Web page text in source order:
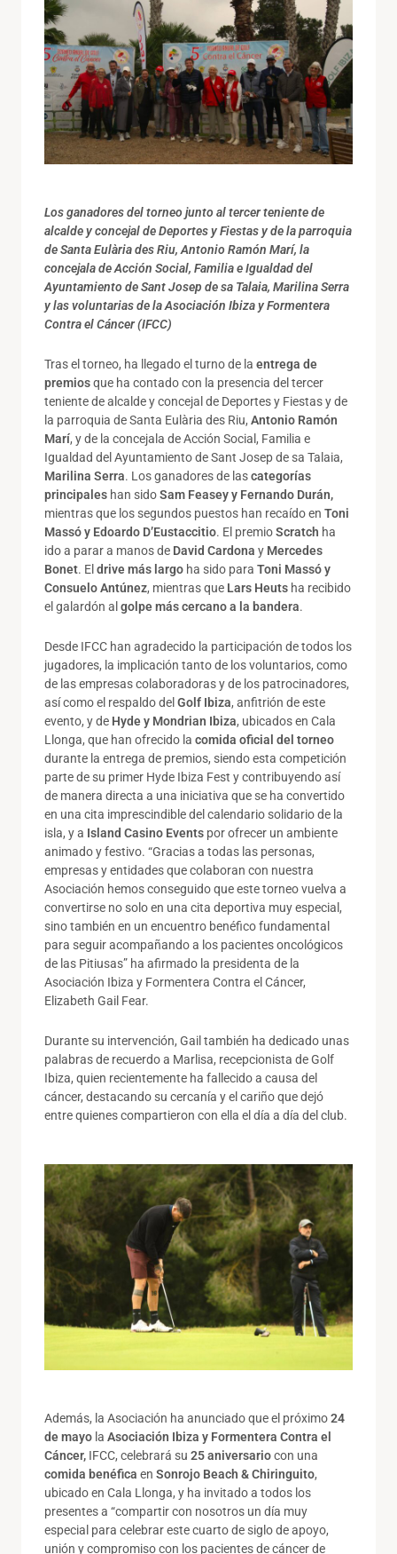
Los ganadores del torneo junto al tercer teniente de
alcalde y concejal de Deportes y Fiestas y de la parroquia
de Santa Eulària des Riu, Antonio Ramón Marí, la
concejala de Acción Social, Familia e Igualdad del
Ayuntamiento de Sant Josep de sa Talaia, Marilina Serra
y las voluntarias de la Asociación Ibiza y Formentera
Contra el Cáncer (IFCC)
Tras el torneo, ha llegado el turno de la entrega de
premiosque ha contado con la presencia del tercer
teniente de alcalde y concejal de Deportes y Fiestas y de
la parroquia de Santa Eulària des Riu, Antonio Ramón
Marí, y de la concejala de Acción Social, Familia e
Igualdad del Ayuntamiento de Sant Josep de sa Talaia,
Marilina Serra. Los ganadores de lascategorías
principales han sidoSam Feaseyy Fernando Durán,
mientras que los segundos puestos han recaído en Toni
Massóy Edoardo D’Eustaccitio. El premioScratch ha
ido a parar a manos de David Cardona y Mercedes
Bonet. Eldrive más largo ha sido para Toni Massóy
Consuelo Antúnez, mientras que Lars Heuts ha recibido
el galardón algolpe más cercano a la bandera.
Desde IFCC han agradecido la participación de todos los
jugadores, la implicación tanto de los voluntarios, como
de las empresas colaboradoras y de los patrocinadores,
así como el respaldo delGolf Ibiza, anfitrión de este
evento, y de Hyde y Mondrian Ibiza, ubicados en Cala
Llonga, que han ofrecido la comida oficial del torneo
durante la entrega de premios, siendo esta competición
parte de su primer Hyde Ibiza Fest y contribuyendo así
de manera directa a una iniciativa que se ha convertido
en una cita imprescindible del calendario solidario de la
isla, y a Island Casino Events por ofrecer un ambiente
animado y festivo. “Gracias a todas las personas,
empresas y entidades que colaboran con nuestra
Asociación hemos conseguido que este torneo vuelva a
convertirse no solo en una cita deportiva muy especial,
sino también en un encuentro benéfico fundamental
para seguir acompañando a los pacientes oncológicos
de las Pitiusas” ha afirmado la presidenta de la
Asociación Ibiza y Formentera Contra el Cáncer,
Elizabeth Gail Fear.
Durante su intervención, Gail también ha dedicado unas
palabras de recuerdo a Marlisa, recepcionista de Golf
Ibiza, quien recientemente ha fallecido a causa del
cáncer, destacando su cercanía y el cariño que dejó
entre quienes compartieron con ella el día a día del club.
Además, la Asociación ha anunciado que el próximo24
de mayo la Asociación Ibiza y Formentera Contra el
Cáncer, IFCC, celebrará su 25 aniversariocon una
comida benéfica en Sonrojo Beach & Chiringuito,
ubicado en Cala Llonga, y ha invitado a todos los
presentes a “compartir con nosotros un día muy
especial para celebrar este cuarto de siglo de apoyo,
unión y compromiso con los pacientes de cáncer de